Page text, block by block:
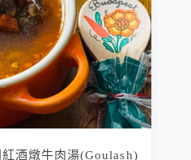
酒燉牛肉湯(Goulash)